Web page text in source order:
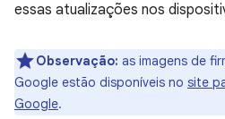
essas atualizações nos
Observação: as imagens de
Google estão disponíveis no site
Google.